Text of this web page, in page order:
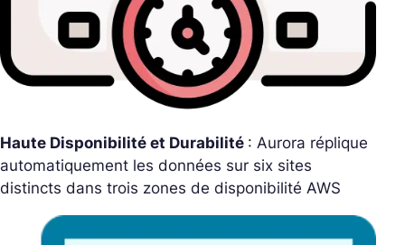
Haute Disponibilité et Durabilité : Aurora réplique
automatiquement les données sur six sites
distincts dans trois zones de disponibilité AWS